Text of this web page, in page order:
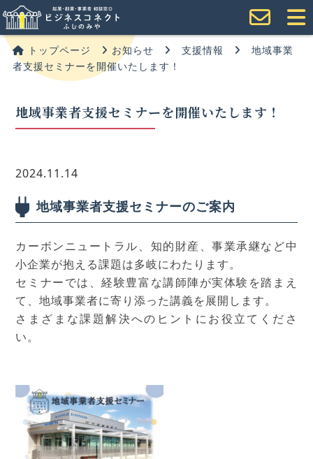
トップページ お知らせ 支援情報
地域事業
者支援セミナーを開催いたします！
地域事業者支援セミナーを開催いたします！
2024.11.14
地域事業者支援セミナーのご案内
カーボンニュートラル、知的財産、事業承継など中
小企業が抱える課題は多岐にわたります。
セミナーでは、経験豊富な講師陣が実体験を踏まえ
て、地域事業者に寄り添った講義を展開します。
さまざまな課題解決へのヒントにお役立てくださ
い。